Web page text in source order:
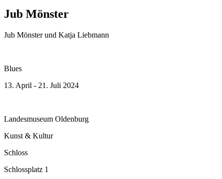
Jub Mönster
Jub Mönster und Katja Liebmann
Blues
13. April - 21. Juli 2024
Landesmuseum Oldenburg
Kunst & Kultur
Schloss
Schlossplatz 1